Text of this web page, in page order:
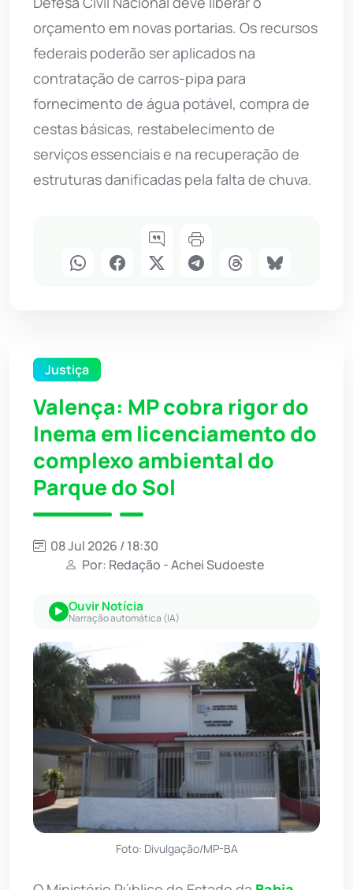
orçamento em novas portarias. Os recursos
federais poderão ser aplicados na
contratação de carros-pipa para
fornecimento de água potável, compra de
cestas básicas, restabelecimento de
serviços essenciais e na recuperação de
estruturas danificadas pela falta de chuva.
Justiça
Valença: MP cobra rigor do
Inema em licenciamento do
complexo ambiental do
Parque do Sol
08 Jul 2026 / 18:30
Por: Redação - Achei Sudoeste
Ouvir Notícia
Narração automática (IA)
Foto: Divulgação/MP-BA